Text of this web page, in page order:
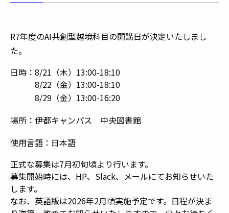
R7年度のAI共創型越境科目の開講日が決定いたしまし
た。
日時：8/21（木）13:00-18:10
8/22（金）13:00-18:10
8/29（金）13:00-16:20
場所：伊都キャンパス 中央図書館
使用言語：日本語
正式な募集は7月初旬頃より行います。
募集開始時には、HP、Slack、メールにてお知らせいた
します。
なお、英語版は2026年2月頃実施予定です。日程が決ま